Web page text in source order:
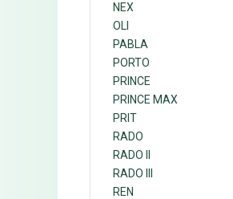
NEX
OLI
PABLA
PORTO
PRINCE
PRINCE MAX
PRIT
RADO
RADO II
RADO III
REN